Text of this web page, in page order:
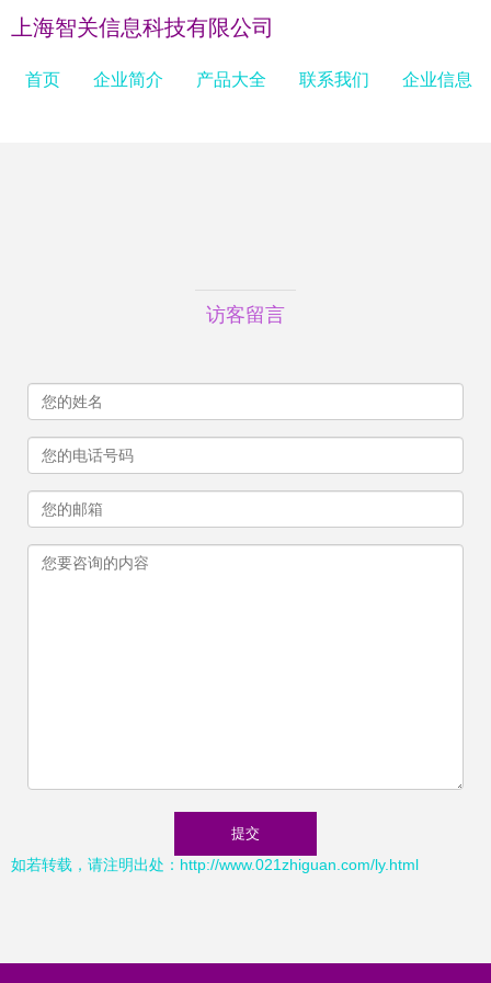
上海智关信息科技有限公司
首页 企业简介 产品大全 联系我们 企业信息
访客留言
如若转载，请注明出处：http://www.021zhiguan.com/ly.html